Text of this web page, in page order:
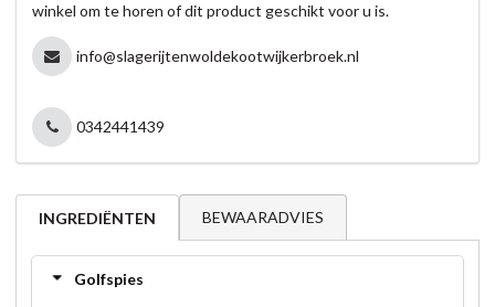
winkel om te horen of dit product geschikt voor u is.
info@slagerijtenwoldekootwijkerbroek.nl
0342441439
INGREDIËNTEN BEWAARADVIES
Golfspies